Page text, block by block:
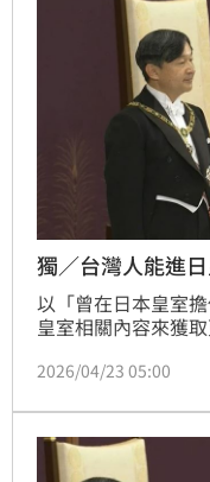
獨／台灣人能進
以「曾在日本皇室
皇室相關內容來獲
根據現行的制度，
面的職員在法律上
限制。此外，就算
可能會在公開的社
2026/04/23 05:00